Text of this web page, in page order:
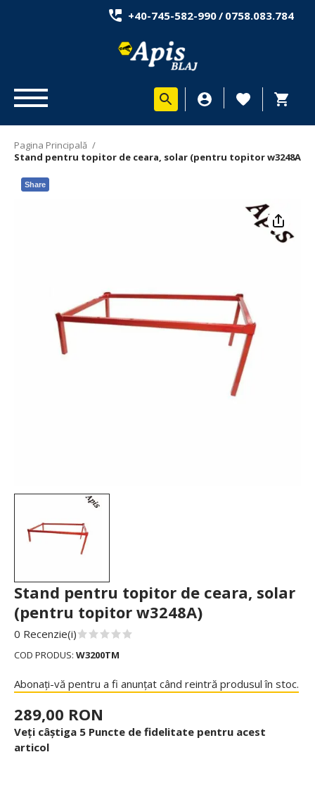
+40-745-582-990/ 0758.083.784
Pagina Principală /
Stand pentru topitor de ceara, solar (pentru topitor w3248A)
Share
Stand pentru topitor de ceara, solar
(pentru topitor w3248A)
0 Recenzie(i)
COD PRODUS: W3200TM
Abonați-vă pentru a fi anunțat când reintră produsul în stoc.
289,00 RON
Veți câștiga 5 Puncte de fidelitate pentru acest
articol